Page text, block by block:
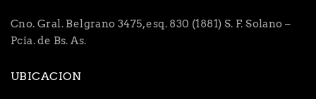
Cno. Gral. Belgrano 3475, esq. 830 (1881) S. F. Solano –
Pcia. de Bs. As.
UBICACION